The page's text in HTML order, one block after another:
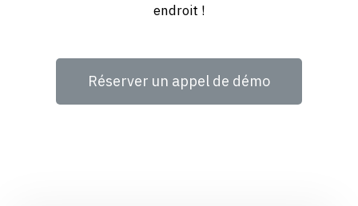
endroit !
Réserver un appel de démo